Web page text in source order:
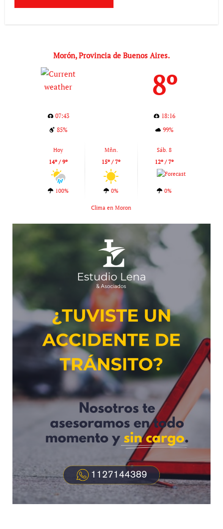
Morón, Provincia de Buenos Aires.
8º
07:43
18:16
85%
99%
Hoy
14º / 9º
100%
Mñn.
15º / 7º
0%
Sáb. 8
12º / 7º
0%
Clima en Moron